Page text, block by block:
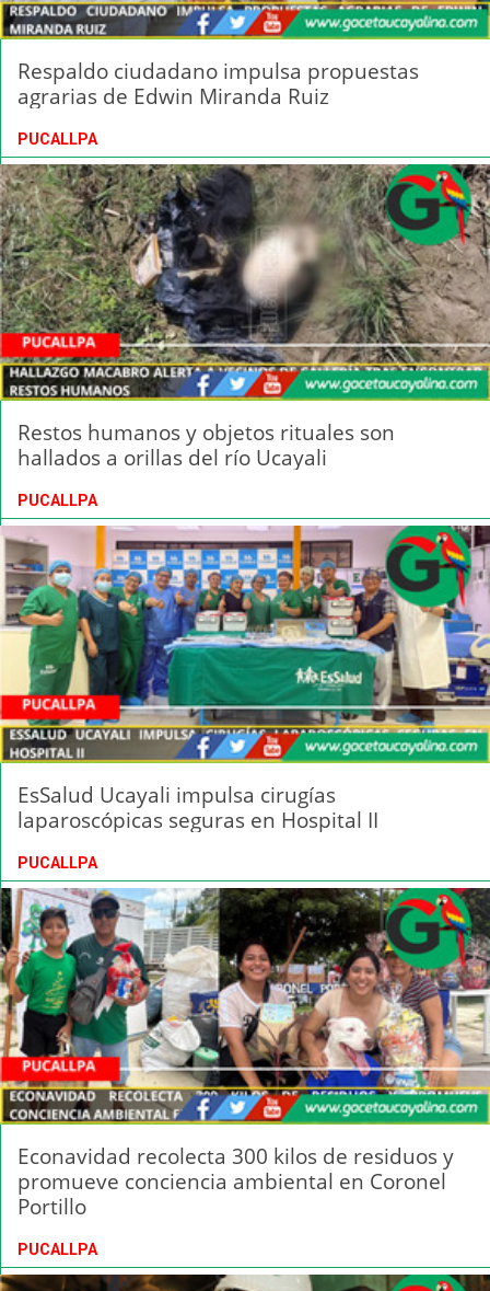
Respaldo ciudadano impulsa propuestas
agrarias de Edwin Miranda Ruiz
PUCALLPA
Restos humanos y objetos rituales son
hallados a orillas del río Ucayali
PUCALLPA
EsSalud Ucayali impulsa cirugías
laparoscópicas seguras en Hospital II
PUCALLPA
Econavidad recolecta 300 kilos de residuos y
promueve conciencia ambiental en Coronel
Portillo
PUCALLPA